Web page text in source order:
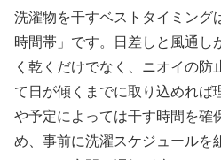
洗濯物を干すベストタイミング
時間帯」です。日差しと風通し
く乾くだけでなく、ニオイの防
て日が傾くまでに取り込めれば
や予定によっては干す時間を確
め、事前に洗濯スケジュールを